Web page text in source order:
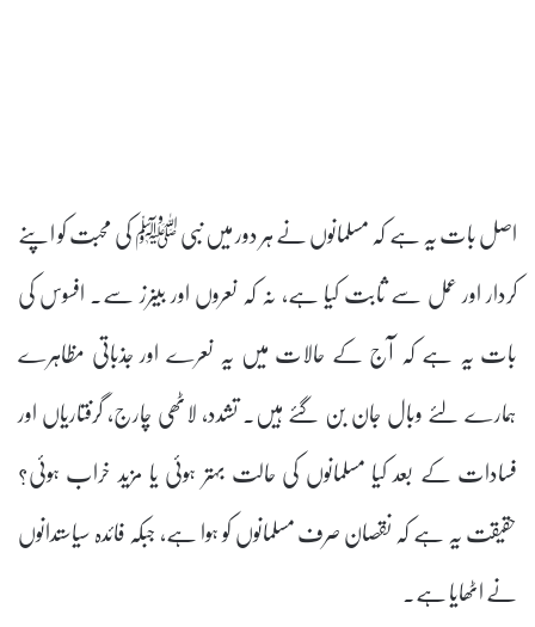
اصل بات یہ ہے کہ مسلمانوں نے ہر دور میں نبی ﷺ کی محبت کو اپنے
کردار اور عمل سے ثابت کیا ہے، نہ کہ نعروں اور بینرز سے۔ افسوس کی
بات یہ ہے کہ آج کے حالات میں یہ نعرے اور جذباتی مظاہرے
ہمارے لئے وبال جان بن گئے ہیں۔ تشدد، لاٹھی چارج، گرفتاریاں اور
فسادات کے بعد کیا مسلمانوں کی حالت بہتر ہوئی یا مزید خراب ہوئی؟
حقیقت یہ ہے کہ نقصان صرف مسلمانوں کو ہوا ہے، جبکہ فائدہ سیاستدانوں
نے اٹھایا ہے۔